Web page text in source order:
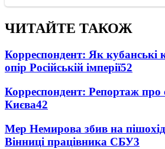
ЧИТАЙТЕ ТАКОЖ
Корреспондент: Як кубанські
опір Російській імперії52
Корреспондент: Репортаж про
Києва42
Мер Немирова збив на
Вінниці працівника СБУ3